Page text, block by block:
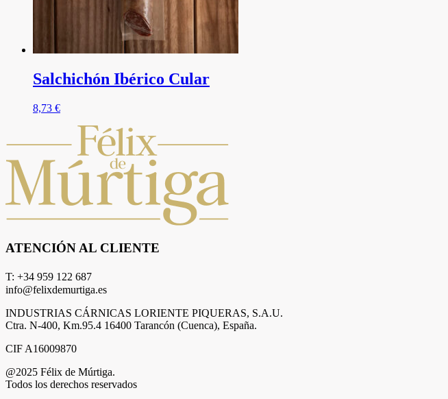
Salchichón Ibérico Cular
8,73 €
ATENCIÓN AL CLIENTE
T: +34 959 122 687
info@felixdemurtiga.es
INDUSTRIAS CÁRNICAS LORIENTE PIQUERAS, S.A.U.
Ctra. N-400, Km.95.4 16400 Tarancón (Cuenca), España.
CIF A16009870
@2025 Félix de Múrtiga.
Todos los derechos reservados